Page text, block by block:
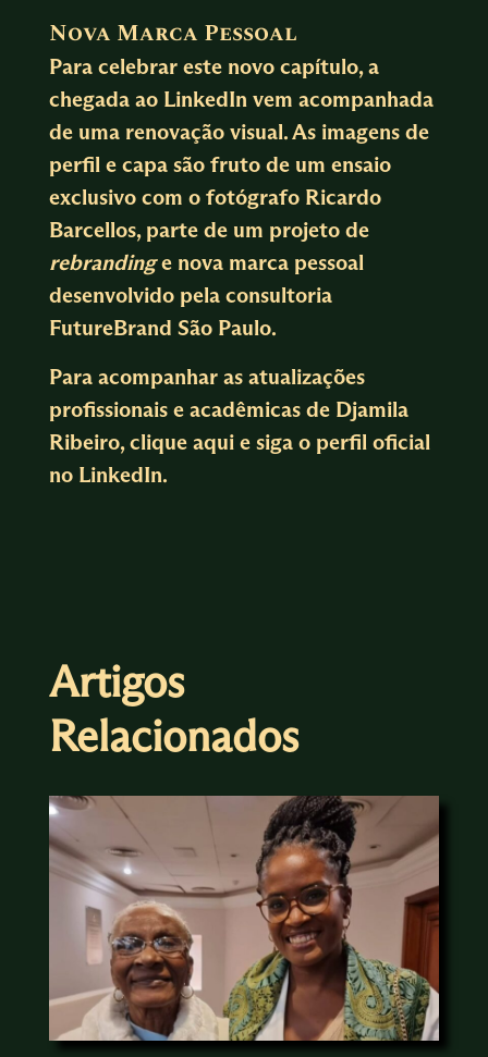
Nova Marca Pessoal
Para celebrar este novo capítulo, a
chegada ao LinkedIn vem acompanhada
de uma renovação visual. As imagens de
perfil e capa são fruto de um ensaio
exclusivo com o fotógrafo Ricardo
Barcellos, parte de um projeto de
rebrandinge nova marca pessoal
desenvolvido pela consultoria
FutureBrand São Paulo.
Para acompanhar as atualizações
profissionais e acadêmicas de Djamila
Ribeiro, clique aqui e siga o perfil oficial
no LinkedIn.
Artigos
Relacionados